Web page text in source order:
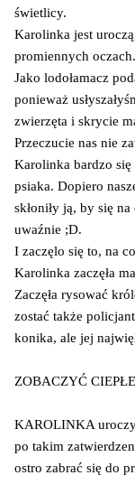
świetlicy.
Karolinka jest
promiennych
Jako lodołamacz
ponieważ
zwierzęta i skrycie
Przeczucie nas nie
Karolinka bardzo się
psiaka. Dopiero
skłoniły ją, by się
uwaźnie ;D.
I zaczęlo się to, na
Karolinka zaczęła
Zaczęła rysować
zostać także
konika, ale jej
ZOBACZYĆ
KAROLINKA
po takim
ostro zabrać się do